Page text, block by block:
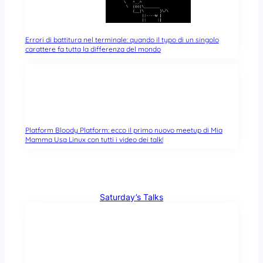
Errori di battitura nel terminale: quando il typo di un singolo
carattere fa tutta la differenza del mondo
Platform Bloody Platform: ecco il primo nuovo meetup di Mia
Mamma Usa Linux con tutti i video dei talk!
Saturday’s Talks